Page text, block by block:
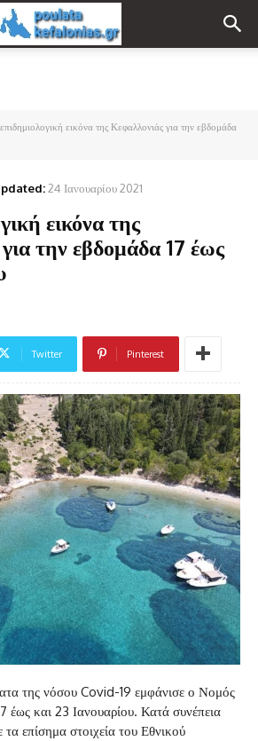
εικόνα της Κεφαλλονιάς για την εβδομάδα
24 Ιανουαρίου 2021
εικόνα της
την εβδομάδα 17 έως
Twitter Pinterest
της νόσου Covid-19 εμφάνισε ο Νομός
έως και 23 Ιανουαρίου. Κατά συνέπεια
επίσημα στοιχεία του Εθνικού